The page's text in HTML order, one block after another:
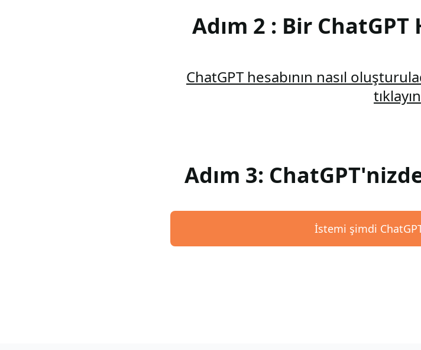
Adım 2 : Bir
ChatGPT hesabının nasıl
tıklayın
Adım 3:
İstemi şimdi